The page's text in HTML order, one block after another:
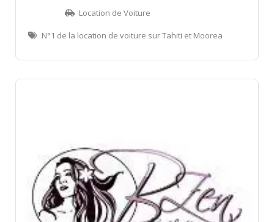
Location de Voiture
N°1 de la location de voiture sur Tahiti et Moorea